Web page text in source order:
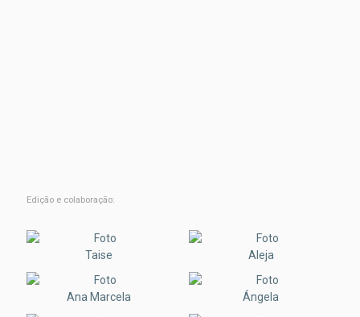
Edição e colaboração:
Taise Aleja
Ana Marcela Ángela